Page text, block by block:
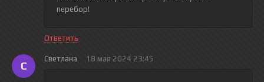
перебор!
Ответить
С
Светлана 18 мая 2024 23:45